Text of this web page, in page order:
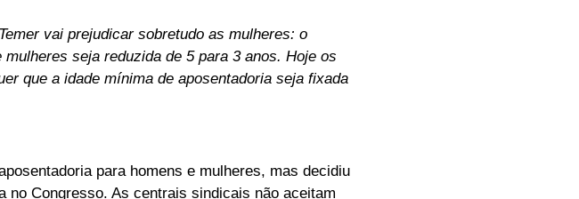
vai prejudicar sobretudo as mulheres: o
seja reduzida de 5 para 3 anos. Hoje os
que a idade mínima de aposentadoria seja fixada
para homens e mulheres, mas decidiu
no Congresso. As centrais sindicais não aceitam